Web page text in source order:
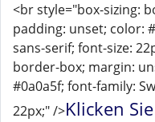
<br style="box-sizing:
padding: unset; color:
sans-serif; font-size:
border-box; margin:
#0a0a5f; font-family:
22px;" />Klicken